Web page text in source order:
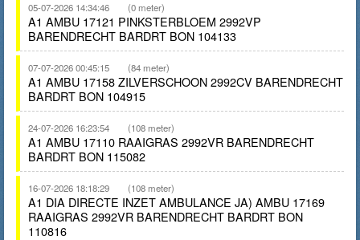
05-07-2026 14:34:46 (0 meter)
A1 AMBU 17121 PINKSTERBLOEM 2992VP
BARENDRECHT BARDRT BON 104133
07-07-2026 00:45:15 (84 meter)
A1 AMBU 17158 ZILVERSCHOON 2992CV BARENDRECHT
BARDRT BON 104915
24-07-2026 16:23:54 (108 meter)
A1 AMBU 17110 RAAIGRAS 2992VR BARENDRECHT
BARDRT BON 115082
16-07-2026 18:18:29 (108 meter)
A1 DIA DIRECTE INZET AMBULANCE JA) AMBU 17169
RAAIGRAS 2992VR BARENDRECHT BARDRT BON
110816